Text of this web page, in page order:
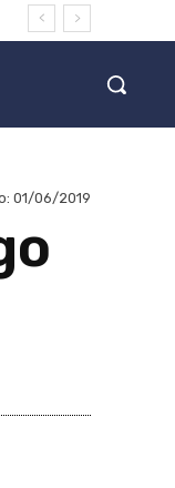
01/06/2019